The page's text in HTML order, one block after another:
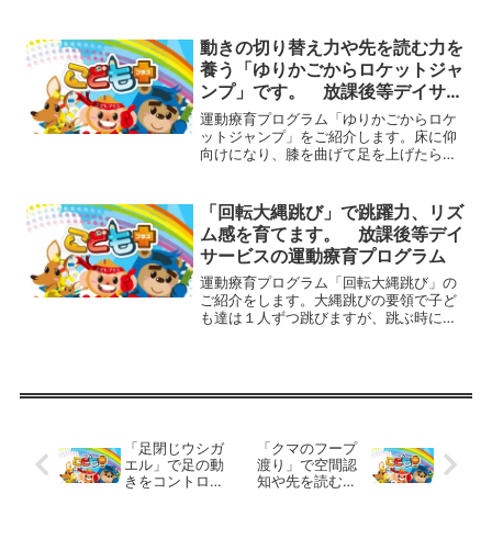
手はついたままで足だけを上に上げて足
打ちをします。２回ほどできる...
動きの切り替え力や先を読む力を
養う「ゆりかごからロケットジャ
ンプ」です。 放課後等デイサー
ビスの運動療育プログラム
運動療育プログラム「ゆりかごからロケ
ットジャンプ」をご紹介します。床に仰
向けになり、膝を曲げて足を上げたら、
反動をつけたら、その勢いで一気に起き
上がり、しゃがんだ姿勢にな...
「回転大縄跳び」で跳躍力、リズ
ム感を育てます。 放課後等デイ
サービスの運動療育プログラム
運動療育プログラム「回転大縄跳び」の
ご紹介をします。大縄跳びの要領で子ど
も達は１人ずつ跳びますが、跳ぶ時にそ
「足閉じウシガ
エル」で足の動
きをコントロー
「クマのフープ
渡り」で空間認
知や先を読む力